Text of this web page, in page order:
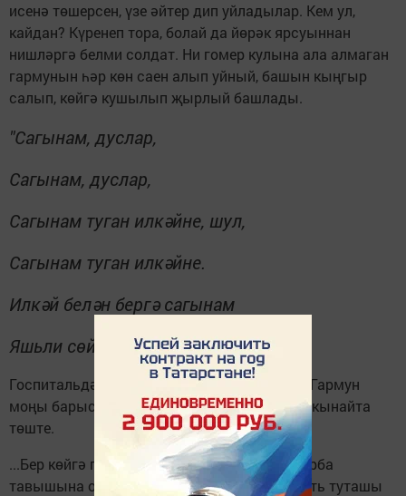
исенә төшерсен, үзе әйтер дип уйладылар. Кем ул,
кайдан? Күренеп тора, болай да йөрәк ярсуыннан
нишләргә белми солдат. Ни гомер кулына ала алмаган
гармунын һәр көн саен алып уйный, башын кыңгыр
салып, көйгә кушылып җырлый башлады.
"Сагынам, дуслар,
Сагынам, дуслар,
Сагынам туган илкәйне, шул,
Сагынам туган илкәйне.
Илкәй белән бергә сагынам
Яшьли сөйгән иркәмне..."
Госпитальдәгеләр өчен бу зур тамаша иде. Гармун
моңы барысын да берләштерде, тагын да якынайта
төште.
...Бер көйгә генә шыгыр да шыгыр килгән арба
тавышына оеп барганда, тынлыкны шәфкать туташы